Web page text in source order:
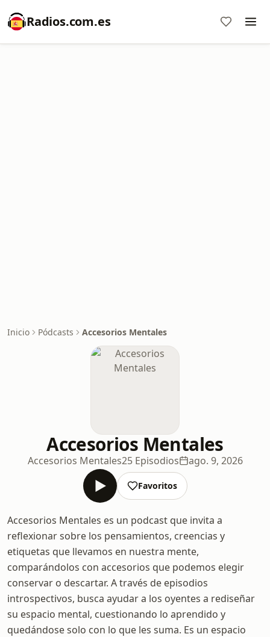
Radios.com.es
Inicio Pódcasts Accesorios Mentales
Accesorios Mentales
Accesorios Mentales25 Episodios ago. 9, 2026
Favoritos
Accesorios Mentales es un podcast que invita a
reflexionar sobre los pensamientos, creencias y
etiquetas que llevamos en nuestra mente,
comparándolos con accesorios que podemos elegir
conservar o descartar. A través de episodios
introspectivos, busca ayudar a los oyentes a rediseñar
su espacio mental, cuestionando lo aprendido y
quedándose solo con lo que les suma. Es un espacio